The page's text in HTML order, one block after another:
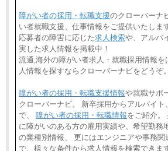
障がい者の採用・転職支援のクローバーナ
い者就職支援、仕事情報をご提供いたしま
応募者の障害に応じた求人検索や、アルバ
実した求人情報を掲載中！
流通,海外の障がい者求人・就職採用情報
人情報を探すならクローバーナビをどうぞ。
障がい者の採用・転職支援情報や就職サポ
クローバーナビ。 新卒採用からアルバイト
で、 障がい者の採用・転職情報をご紹介。
に障がいのある方の雇用実績や、希望勤務
の業種別情報、 更にはエンジニアや事務関
で、様々な条件から求人情報を検索できま